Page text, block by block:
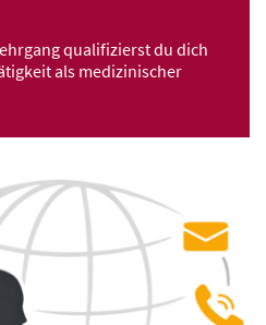
qualifizierst du dich
als medizinischer